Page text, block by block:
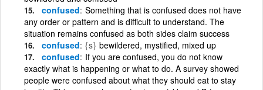
confused Something that is confused does not have
any order or pattern and is difficult to understand. The
situation remains confused as both sides claim success
confused {s} bewildered, mystified, mixed up
confused If you are confused, you do not know
exactly what is happening or what to do. A survey showed
people were confused about what they should eat to stay